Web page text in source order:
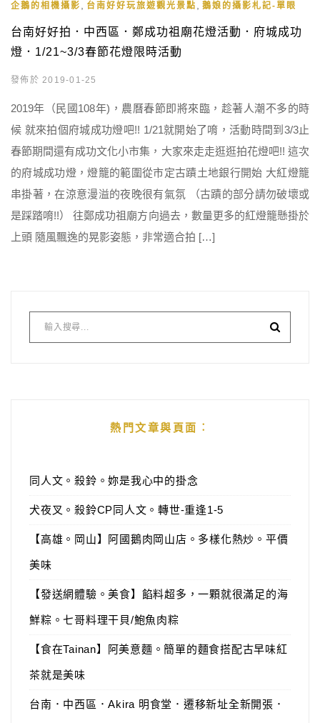
企鵝的相機攝影 台南好好玩旅遊觀光景點 鵝娘的攝影札記-單眼
台南好好拍．中西區．鄭成功祖廟花燈活動．府城成功
燈．1/21~3/3春節花燈限時活動
發佈於 2019-01-25
2019年（民國108年)，農曆春節即將來臨，趁著人潮不多的時
候 就來拍個府城成功燈吧!! 1/21就開始了唷，活動時間到3/3止
春節期間還有成功文化小市集，大家來走走逛逛拍花燈吧!! 這次
的府城成功燈，燈籠的範圍從市定古蹟土地銀行開始 大紅燈籠
串掛著，在涼意漫溢的夜晚很有氣氛 （古蹟的部分請勿破壞或
是踩踏唷!!） 往鄭成功祖廟方向過去，數量更多的紅燈籠懸掛於
上頭 隨風飄逸的晃影姿態，非常適合拍 […]
熱門文章與頁面︰
同人文。殺鈴。妳是我心中的掛念
犬夜叉。殺鈴CP同人文。轉世-重逢1-5
【高雄。岡山】阿國鵝肉岡山店。多樣化熱炒。平價
美味
【發送網體驗。美食】餡料超多，一顆就很滿足的海
鮮粽。七哥料理干貝/鮑魚肉粽
【食在Tainan】阿美意麵。簡單的麵食搭配古早味紅
茶就是美味
台南．中西區．Akira 明食堂．遷移新址全新開張．